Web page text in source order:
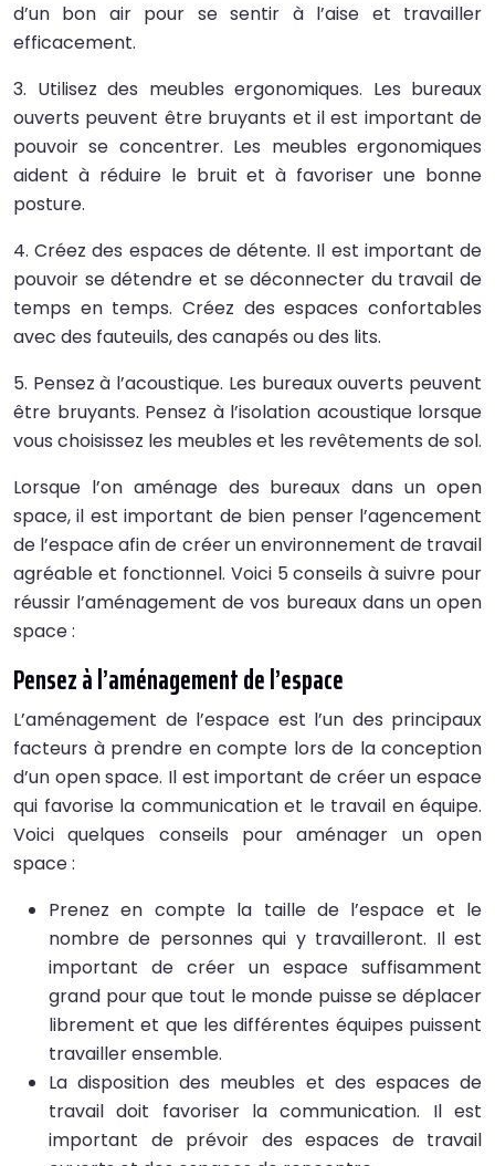
d’un bon air pour se sentir à l’aise et travailler
efficacement.
3. Utilisez des meubles ergonomiques. Les bureaux
ouverts peuvent être bruyants et il est important de
pouvoir se concentrer. Les meubles ergonomiques
aident à réduire le bruit et à favoriser une bonne
posture.
4. Créez des espaces de détente. Il est important de
pouvoir se détendre et se déconnecter du travail de
temps en temps. Créez des espaces confortables
avec des fauteuils, des canapés ou des lits.
5. Pensez à l’acoustique. Les bureaux ouverts peuvent
être bruyants. Pensez à l’isolation acoustique lorsque
vous choisissez les meubles et les revêtements de sol.
Lorsque l’on aménage des bureaux dans un open
space, il est important de bien penser l’agencement
de l’espace afin de créer un environnement de travail
agréable et fonctionnel. Voici 5 conseils à suivre pour
réussir l’aménagement de vos bureaux dans un open
space :
Pensez à l’aménagement de l’espace
L’aménagement de l’espace est l’un des principaux
facteurs à prendre en compte lors de la conception
d’un open space. Il est important de créer un espace
qui favorise la communication et le travail en équipe.
Voici quelques conseils pour aménager un open
space :
Prenez en compte la taille de l’espace et le
nombre de personnes qui y travailleront. Il est
important de créer un espace suffisamment
grand pour que tout le monde puisse se déplacer
librement et que les différentes équipes puissent
travailler ensemble.
La disposition des meubles et des espaces de
travail doit favoriser la communication. Il est
important de prévoir des espaces de travail